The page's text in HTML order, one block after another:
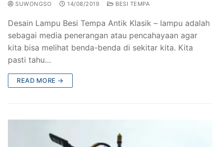
SUWONGSO 14/08/2019 BESI TEMPA
Desain Lampu Besi Tempa Antik Klasik – lampu adalah
sebagai media penerangan atau pencahayaan agar
kita bisa melihat benda-benda di sekitar kita. Kita
pasti tahu…
READ MORE →